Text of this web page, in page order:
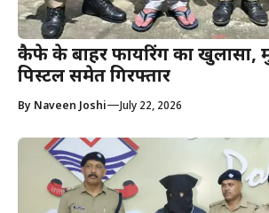
कैफे के बाहर फायरिंग का खुलासा,
पिस्टल समेत गिरफ्तार
By Naveen Joshi—July 22, 2026